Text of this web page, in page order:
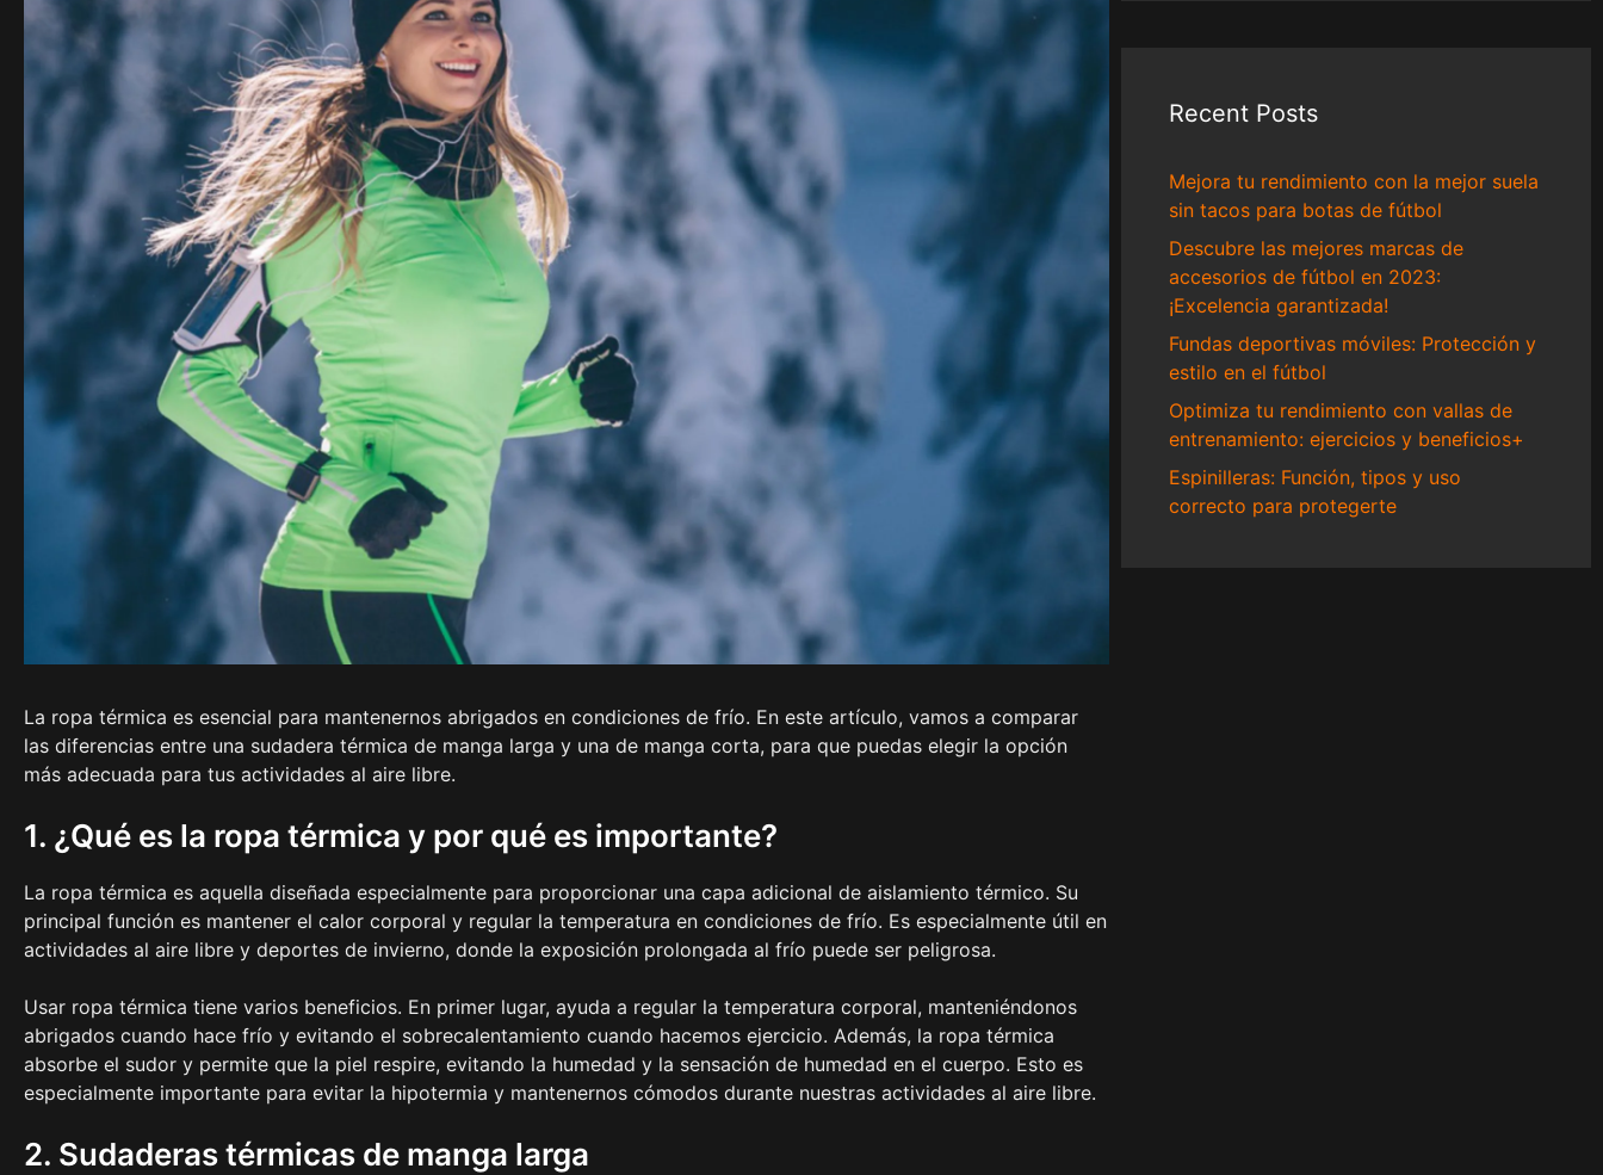
La ropa térmica es esencial para mantenernos abrigados en condiciones de frío. En este artículo, vamos a comparar
las diferencias entre una sudadera térmica de manga larga y una de manga corta, para que puedas elegir la opción
más adecuada para tus actividades al aire libre.
1. ¿Qué es la ropa térmica y por qué es importante?
La ropa térmica es aquella diseñada especialmente para proporcionar una capa adicional de aislamiento térmico. Su
principal función es mantener el calor corporal y regular la temperatura en condiciones de frío. Es especialmente útil en
actividades al aire libre y deportes de invierno, donde la exposición prolongada al frío puede ser peligrosa.
Usar ropa térmica tiene varios beneficios. En primer lugar, ayuda a regular la temperatura corporal, manteniéndonos
abrigados cuando hace frío y evitando el sobrecalentamiento cuando hacemos ejercicio. Además, la ropa térmica
absorbe el sudor y permite que la piel respire, evitando la humedad y la sensación de humedad en el cuerpo. Esto es
especialmente importante para evitar la hipotermia y mantenernos cómodos durante nuestras actividades al aire libre.
2. Sudaderas térmicas de manga larga
Recent Posts
Mejora tu rendimiento con la mejor suela
sin tacos para botas de fútbol
Descubre las mejores marcas de
accesorios de fútbol en 2023:
¡Excelencia garantizada!
Fundas deportivas móviles: Protección y
estilo en el fútbol
Optimiza tu rendimiento con vallas de
entrenamiento: ejercicios y beneficios+
Espinilleras: Función, tipos y uso
correcto para protegerte